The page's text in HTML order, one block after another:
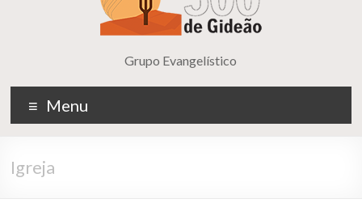
Grupo Evangelístico
Menu
Igreja